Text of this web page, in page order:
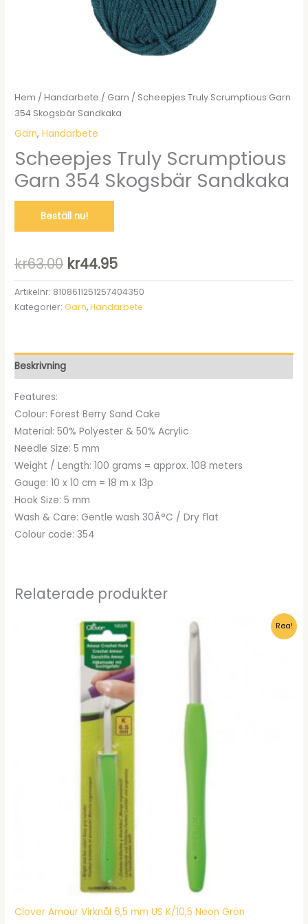
Hem /Handarbete / Garn / Scheepjes Truly Scrumptious Garn
354 Skogsbär Sandkaka
Garn,Handarbete
Scheepjes Truly Scrumptious
Garn 354 Skogsbär Sandkaka
Beställ nu!
kr63.00 Det
ursprungliga
priset
kr44.95Det
nuvarande
priset
Artikelnr: 8108611251257404350
Kategorier: Garn,Handarbete
Beskrivning
Features:
Colour: Forest Berry Sand Cake
Material: 50% Polyester & 50% Acrylic
Needle Size: 5 mm
Weight / Length: 100 grams = approx. 108 meters
Gauge: 10 x 10 cm = 18 m x 13p
Hook Size: 5 mm
Wash & Care: Gentle wash 30Â°C / Dry flat
Colour code: 354
Relaterade produkter
Rea!
Clover Amour Virknål 6,5 mm US K/10,5 Neon Grön